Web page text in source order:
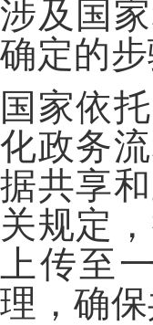
涉及国
确定的
国家依
化政务
据共享
关规定
上传至
理，确保